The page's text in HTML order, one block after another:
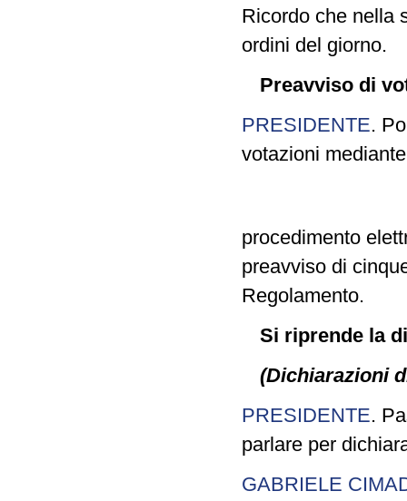
Ricordo che nella
ordini del giorno.
Preavviso di
PRESIDENTE.
votazioni mediante
procedimento
preavviso di
Regolamento.
Si riprende la
(Dichiarazioni
PRESIDENTE.
parlare per
GABRIELE